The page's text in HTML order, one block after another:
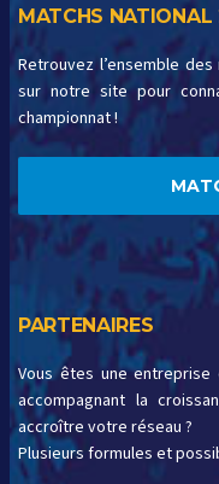
MATCHS NATIONAL
Retrouvez l’ensemble
sur notre site pour
championnat !
PARTENAIRES
Vous êtes une
accompagnant la
accroître votre réseau ?
Plusieurs formules et